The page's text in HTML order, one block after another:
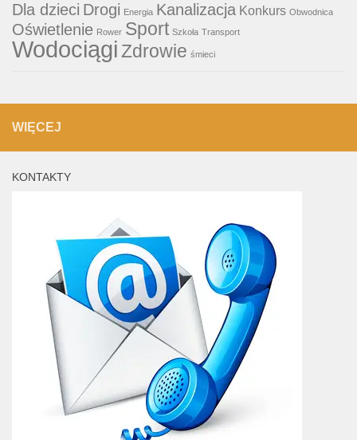
Dla dzieci Drogi Energia Kanalizacja Konkurs Obwodnica
Oświetlenie Rower Sport Szkoła Transport
WodociągiZdrowie śmieci
WIĘCEJ
KONTAKTY